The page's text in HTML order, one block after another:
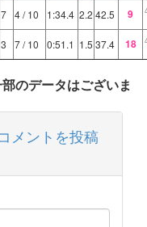
7 4/ 10 1:34.4 2.2 42.5 9
3 7/ 10 0:51.1 1.5 37.4 18
のデータはございま
メントを投稿